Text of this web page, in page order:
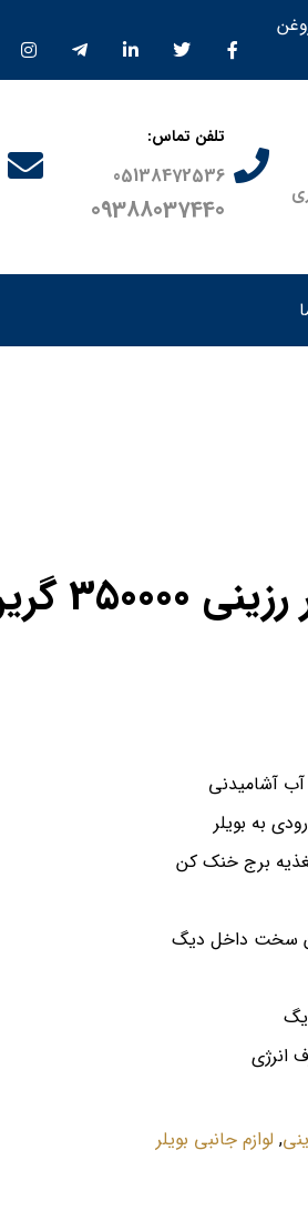
تلفن تماس:
05138472536
09388037440
آشامیدنی
به بویلر
برج خنک کن
سخت داخل دیگ
انرژی
, لوازم جانبی بویلر